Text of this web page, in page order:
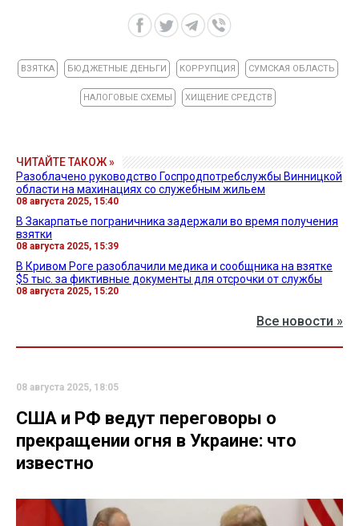
ВЗЯТКА БЮДЖЕТНЫЕ ДЕНЬГИ КОРРУПЦИЯ СУМСКАЯ ОБЛАСТЬ
НАЛОГОВЫЕ СХЕМЫ ХИЩЕНИЕ СРЕДСТВ
ЧИТАЙТЕ ТАКОЖ »
Разоблачено руководство Госпродпотребслужбы Винницкой
области на махинациях со служебным жильем
08 августа 2025, 15:40
В Закарпатье пограничника задержали во время получения
взятки
08 августа 2025, 15:39
В Кривом Роге разоблачили медика и сообщника на взятке
$5 тыс. за фиктивные документы для отсрочки от службы
08 августа 2025, 15:20
Все новости »
08 августа 2025, 18:05
США и РФ ведут переговоры о
прекращении огня в Украине: что
известно